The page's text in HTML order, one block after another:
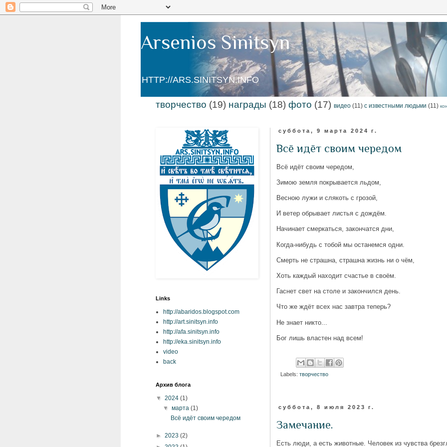
Arsenios Sinitsyn
HTTP://ARS.SINITSYN.INFO
творчество (19) награды (18) фото (17) видео (11) с известными людьми (11)
суббота, 9 марта 2024 г.
Всё идёт своим чередом
Всё идёт своим чередом,
Зимою земля покрывается льдом,
Весною лужи и слякоть с грозой,
И ветер обрывает листья с дождём.
Начинает смеркаться, закончатся дни,
Когда-нибудь с тобой мы останемся одни.
Смерть не страшна, страшна жизнь ни о чём,
Хоть каждый находит счастье в своём.
Гаснет свет на столе и закончился день.
Что же ждёт всех нас завтра теперь?
Не знает никто...
Бог лишь властен над всем!
Labels: творчество
суббота, 8 июля 2023 г.
Замечание.
Есть люди, а есть животные. Человек из чувства
Links
http://abaridos.blogspot.com
http://art.sinitsyn.info
http://afa.sinitsyn.info
http://eka.sinitsyn.info
video
back
Архив блога
▼ 2024 (1)
▼марта(1)
Всё идёт своим чередом
► 2023 (2)